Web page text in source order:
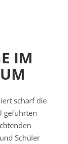
IM
scharf die
geführten
Schüler